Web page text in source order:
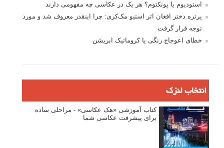
استودیوم یا پونکتوم؟ هر یک در عکاسی چه مفهومی دارند
پرتره دختر افغان اثر استیو مک‌کری: چرا اینقدر معروف شد و مورد
توجه قرار گرفت
خطای اعوجاج رنگی یا کروماتیک ابریشن
انتخاب لنزک
کتاب آموزشی «هک عکاسی» - مراحلی ساده
برای پیشرفت عکاسی شما